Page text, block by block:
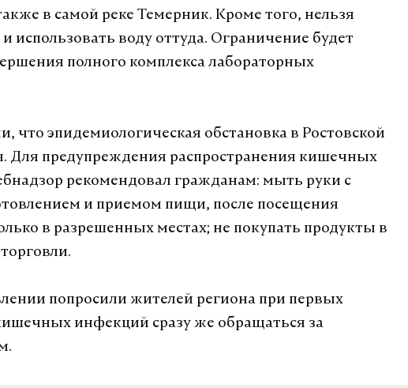
в самой реке Темерник. Кроме того, нельзя
использовать воду оттуда. Ограничение будет
полного комплекса лабораторных
что эпидемиологическая обстановка в Ростовской
Для предупреждения распространения кишечных
рекомендовал гражданам: мыть руки с
и приемом пищи, после посещения
в разрешенных местах; не покупать продукты в
попросили жителей региона при первых
инфекций сразу же обращаться за